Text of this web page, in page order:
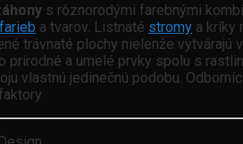
s rôznorodými farebnými
farieb a tvarov. Listnaté stromy a kríky
trávnaté plochy nielenže
prírodné a umelé prvky spolu s
vlastnú jedinečnú podobu.